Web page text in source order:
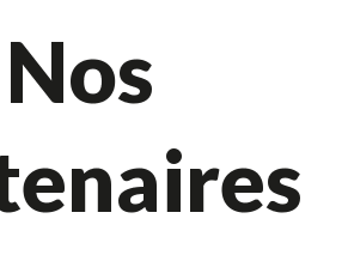
Nos